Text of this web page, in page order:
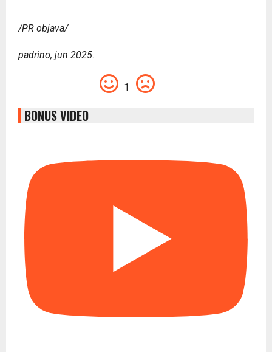
/PR objava/
padrino, jun 2025.
1
BONUS VIDEO